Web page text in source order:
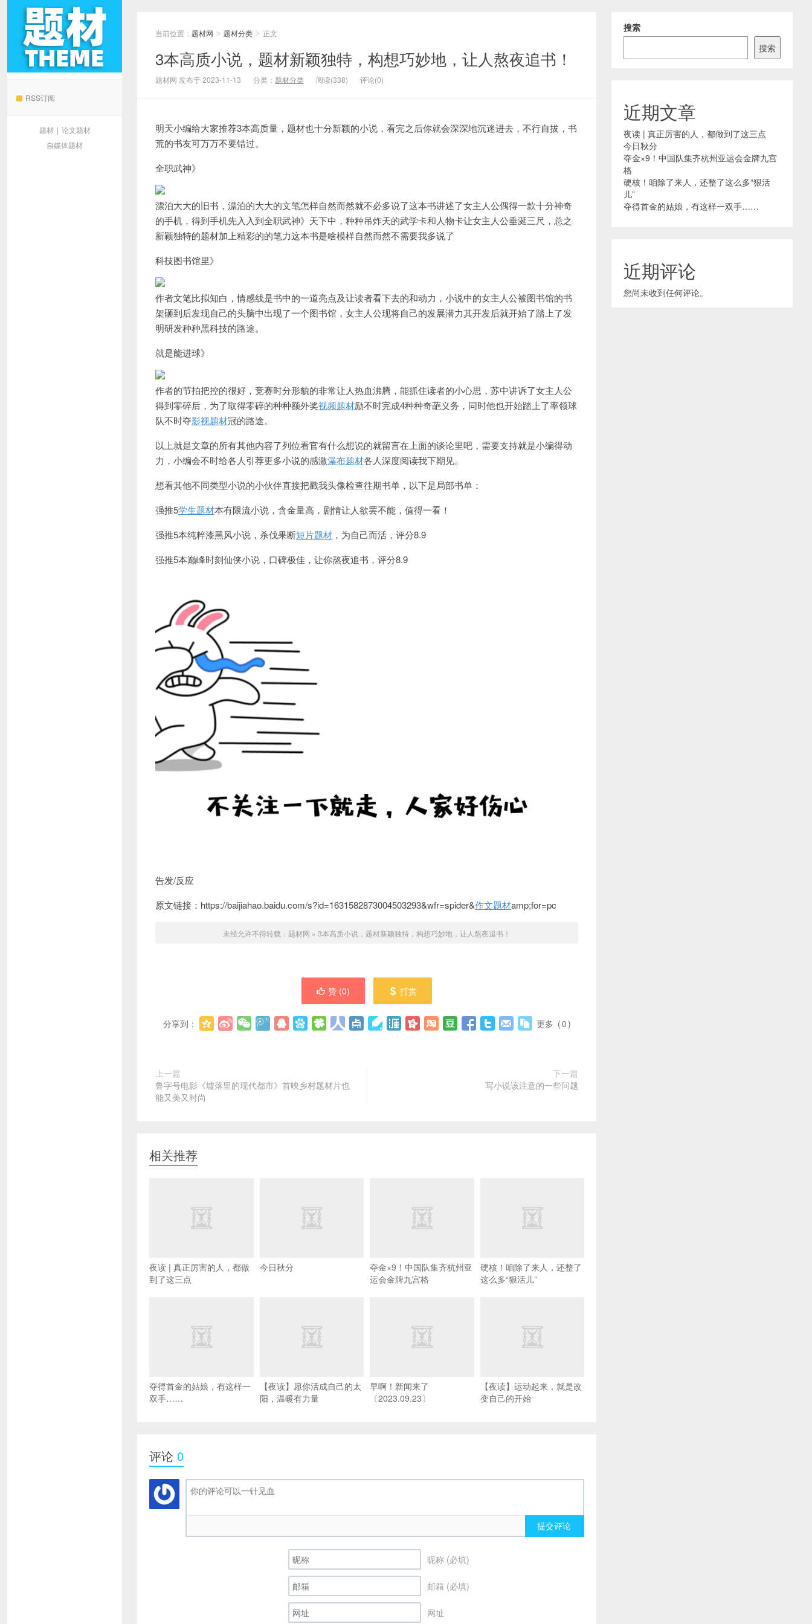
RSS订阅
题材 | 论文题材
自媒体题材
当前位置： 题材网 > 题材分类 > 正文
3本高质小说，题材新颖独特，构想巧妙地，让人熬夜追书！
题材网 发布于 2023-11-13 分类： 题材分类 阅读(338) 评论(0)
明天小编给大家推荐3本高质量，题材也十分新颖的小说，看完之后你就会深深地沉迷进去，不行自拔，书
荒的书友可万万不要错过。
全职武神》
漂泊大大的旧书，漂泊的大大的文笔怎样自然而然就不必多说了这本书讲述了女主人公偶得一款十分神奇
的手机，得到手机先入入到全职武神》天下中，种种吊炸天的武学卡和人物卡让女主人公垂涎三尺，总之
新颖独特的题材加上精彩的的笔力这本书是啥模样自然而然不需要我多说了
科技图书馆里》
作者文笔比拟知白，情感线是书中的一道亮点及让读者看下去的和动力，小说中的女主人公被图书馆的书
架砸到后发现自己的头脑中出现了一个图书馆，女主人公现将自己的发展潜力其开发后就开始了踏上了发
明研发种种黑科技的路途。
就是能进球》
作者的节拍把控的很好，竞赛时分形貌的非常让人热血沸腾，能抓住读者的小心思，苏中讲诉了女主人公
得到零碎后，为了取得零碎的种种额外奖视频题材励不时完成4种种奇葩义务，同时他也开始踏上了率领球
队不时夺影视题材冠的路途。
以上就是文章的所有其他内容了列位看官有什么想说的就留言在上面的谈论里吧，需要支持就是小编得动
力，小编会不时给各人引荐更多小说的感激瀑布题材各人深度阅读我下期见。
想看其他不同类型小说的小伙伴直接把戳我头像检查往期书单，以下是局部书单：
强推5学生题材本有限流小说，含金量高，剧情让人欲罢不能，值得一看！
强推5本纯粹漆黑风小说，杀伐果断短片题材 ，为自己而活，评分8.9
强推5本巅峰时刻仙侠小说，口碑极佳，让你熬夜追书，评分8.9
告发/反应
原文链接：https://baijiahao.baidu.com/s?id=1631582873004503293&wfr=spider&作文题材amp;for=pc
未经允许不得转载： 题材网 » 3本高质小说，题材新颖独特，构想巧妙地，让人熬夜追书！
赞 (0) 打赏
分享到： 更多 (0)
上一篇
鲁字号电影《墟落里的现代都市》首映乡村题材片也
能又美又时尚
下一篇
写小说该注意的一些问题
相关推荐
夜读 | 真正厉害的人，都做
到了这三点
今日秋分
夺金×9！中国队集齐杭州亚
运会金牌九宫格
硬核！咱除了来人，还整了
这么多“狠活儿”
夺得首金的姑娘，有这样一
双手……
【夜读】愿你活成自己的太
阳，温暖有力量
早啊！新闻来了
〔2023.09.23〕
【夜读】运动起来，就是改
变自己的开始
评论 0
提交评论
昵称 (必填)
邮箱 (必填)
网址
搜索
搜索
近期文章
夜读 | 真正厉害的人，都做到了这三点
今日秋分
夺金×9！中国队集齐杭州亚运会金牌九宫
格
硬核！咱除了来人，还整了这么多“狠活
儿”
夺得首金的姑娘，有这样一双手……
近期评论
您尚未收到任何评论。